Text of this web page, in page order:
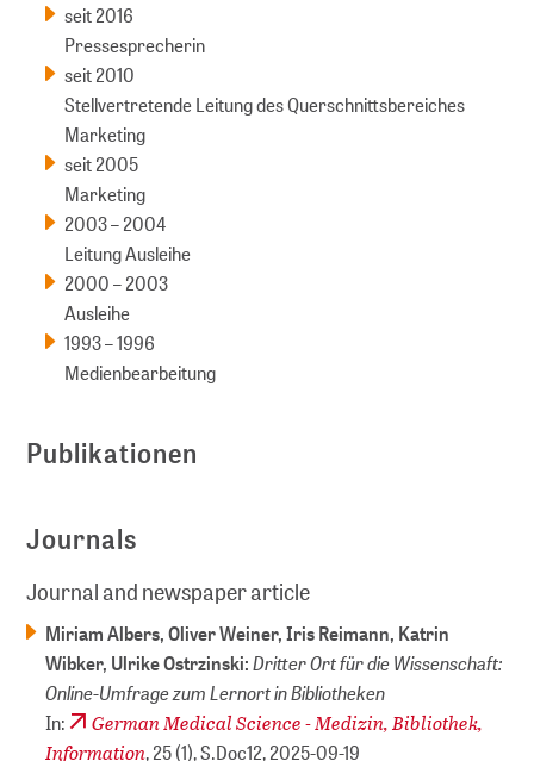
seit 2016
Pressesprecherin
seit 2010
Stellvertretende Leitung des Querschnittsbereiches
Marketing
seit 2005
Marketing
2003 – 2004
Leitung Ausleihe
2000 – 2003
Ausleihe
1993 – 1996
Medienbearbeitung
Publikationen
Journals
Journal and newspaper article
Miriam Albers, Oliver Weiner, Iris Reimann, Katrin
Wibker, Ulrike Ostrzinski:Dritter Ort für die Wissenschaft:
Online-Umfrage zum Lernort in Bibliotheken
In:
German Medical Science - Medizin, Bibliothek,
Information, 25 (1), S.Doc12,2025-09-19